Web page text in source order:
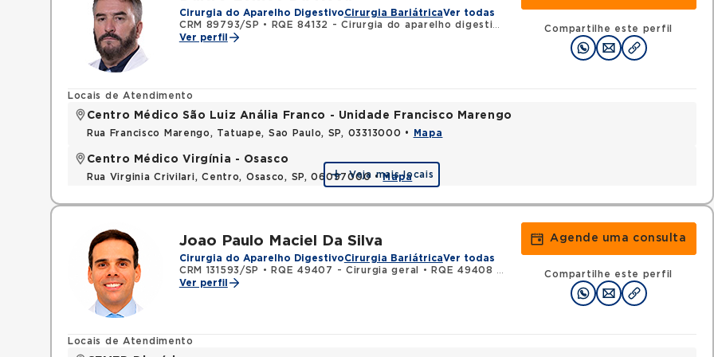
Cirurgia do Aparelho DigestivoCirurgia BariátricaVer todas
CRM 89793/SP • RQE 84132 - Cirurgia do aparelho digestivo RQE 84133 - Gastroenterologia
Ver perfil
Compartilhe este perfil
Locais de Atendimento
Centro Médico São Luiz Anália Franco - Unidade Francisco Marengo
Rua Francisco Marengo, Tatuape, Sao Paulo, SP, 03313000 • Mapa
Centro Médico Virgínia - Osasco
Rua Virginia Crivilari, Centro, Osasco, SP, 06097000 •Mapa
Veja mais locais
Joao Paulo Maciel Da Silva
Cirurgia do Aparelho DigestivoCirurgia BariátricaVer todas
CRM 131593/SP
• RQE 49407 - Cirurgia geral •
RQE 49408 - Cirurgia do aparelho digestivo
Ver perfil
Agende uma consulta
Compartilhe este perfil
Locais de Atendimento